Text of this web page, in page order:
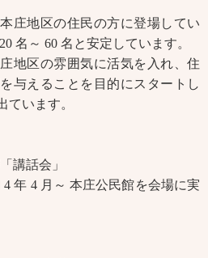
庄地区の住民の方に登場してい
名～ 60 名と安定しています。
地区の雰囲気に活気を入れ、住
与えることを目的にスタートし
ています。
講話会」
年 4 月～ 本庄公民館を会場に実